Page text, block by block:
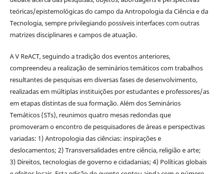
teóricas/epistemológicas do campo da Antropologia da Ciência e da
Tecnologia, sempre privilegiando possíveis interfaces com outras
matrizes disciplinares e campos de atuação.
A V ReACT, seguindo a tradição dos eventos anteriores,
compreendeu a realização de seminários temáticos com trabalhos
resultantes de pesquisas em diversas fases de desenvolvimento,
realizadas em múltiplas instituições por estudantes e professores/as
em etapas distintas de sua formação. Além dos Seminários
Temáticos (STs), reunimos quatro mesas redondas que
promoveram o encontro de pesquisadores de áreas e perspectivas
variadas: 1) Antropologia das ciências: inspirações e
deslocamentos; 2) Transversalidades entre ciência, religião e arte;
3) Direitos, tecnologias de governo e cidadanias; 4) Políticas globais